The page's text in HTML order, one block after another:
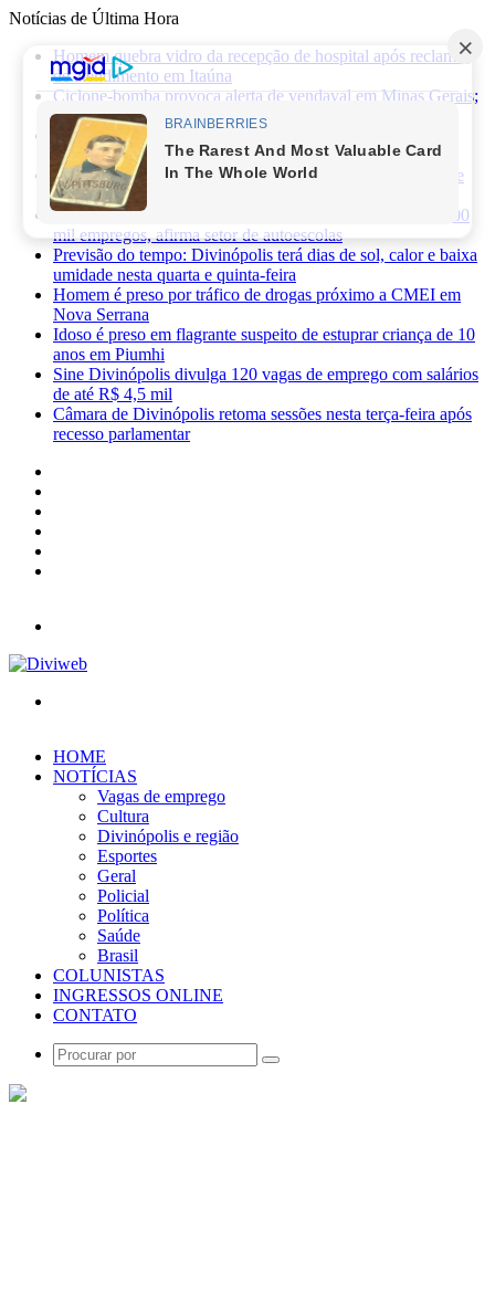
Notícias de Última Hora
Homem quebra vidro da recepção de hospital após reclamar
de atendimento em Itaúna
Ciclone-bomba provoca alerta de vendaval em Minas Gerais;
veja os impactos previstos para Divinópolis
Homem morre após sofrer choque elétrico e cair de oito
metros durante manutenção em academia
PRF apreende 75 mil maços de cigarros contrabandeados e
prende motorista na BR-262
Novas regras da CNH já provocaram perda de cerca de 100
mil empregos, afirma setor de autoescolas
Previsão do tempo: Divinópolis terá dias de sol, calor e baixa
umidade nesta quarta e quinta-feira
Homem é preso por tráfico de drogas próximo a CMEI em
Nova Serrana
Idoso é preso em flagrante suspeito de estuprar criança de 10
anos em Piumhi
Sine Divinópolis divulga 120 vagas de emprego com salários
de até R$ 4,5 mil
Câmara de Divinópolis retoma sessões nesta terça-feira após
recesso parlamentar
HOME
NOTÍCIAS
Vagas de emprego
Cultura
Divinópolis e região
Esportes
Geral
Policial
Política
Saúde
Brasil
COLUNISTAS
INGRESSOS ONLINE
CONTATO
Procurar